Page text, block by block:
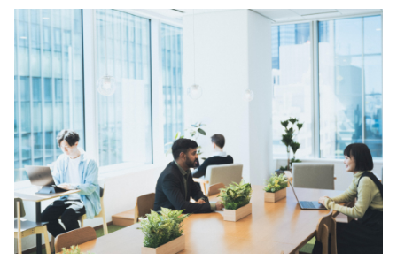
イベント・セミナー
インタビュー
就活成功ガイド
ナレッジ
リファレンス
プラン
個人向けプラン
法人向けプラン
学校向けプラン
評価結果一覧
再チャレンジ結果一覧
Tech Team Journal
paiza times
note
paizaとは？